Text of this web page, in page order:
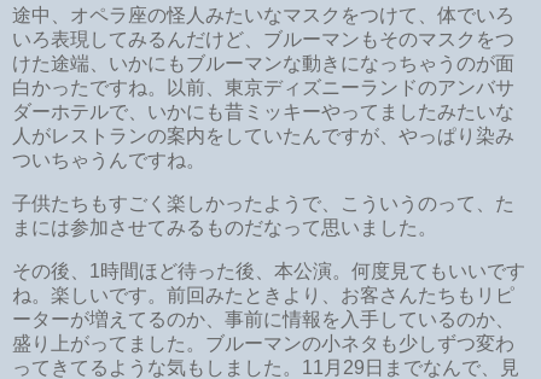
途中、オペラ座の怪人みたいなマスクをつけて、体でいろ
いろ表現してみるんだけど、ブルーマンもそのマスクをつ
けた途端、いかにもブルーマンな動きになっちゃうのが面
白かったですね。以前、東京ディズニーランドのアンバサ
ダーホテルで、いかにも昔ミッキーやってましたみたいな
人がレストランの案内をしていたんですが、やっぱり染み
ついちゃうんですね。
子供たちもすごく楽しかったようで、こういうのって、た
まには参加させてみるものだなって思いました。
その後、1時間ほど待った後、本公演。何度見てもいいです
ね。楽しいです。前回みたときより、お客さんたちもリピ
ーターが増えてるのか、事前に情報を入手しているのか、
盛り上がってました。ブルーマンの小ネタも少しずつ変わ
ってきてるような気もしました。11月29日までなんで、見